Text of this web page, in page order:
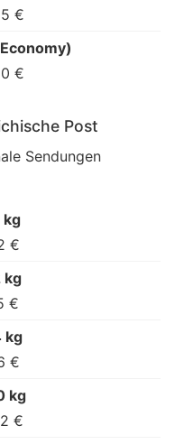
€
€
Post
Sendungen
kg
€
kg
€
kg
€
kg
€